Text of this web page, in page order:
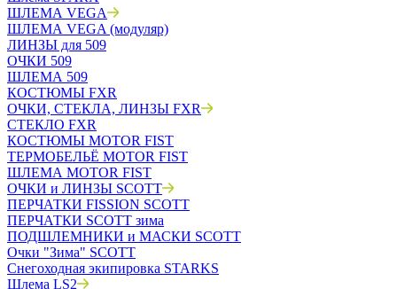
ШЛЕМА VEGA
ШЛЕМА VEGA (модуляр)
ЛИНЗЫ для 509
ОЧКИ 509
ШЛЕМА 509
КОСТЮМЫ FXR
ОЧКИ, СТЕКЛА, ЛИНЗЫ FXR
СТЕКЛО FXR
КОСТЮМЫ MOTOR FIST
ТЕРМОБЕЛЬЁ MOTOR FIST
ШЛЕМА MOTOR FIST
ОЧКИ и ЛИНЗЫ SCOTT
ПЕРЧАТКИ FISSION SCOTT
ПЕРЧАТКИ SCOTT зима
ПОДШЛЕМНИКИ и МАСКИ SCOTT
Очки "Зима" SCOTT
Снегоходная экипировка STARKS
Шлема LS2